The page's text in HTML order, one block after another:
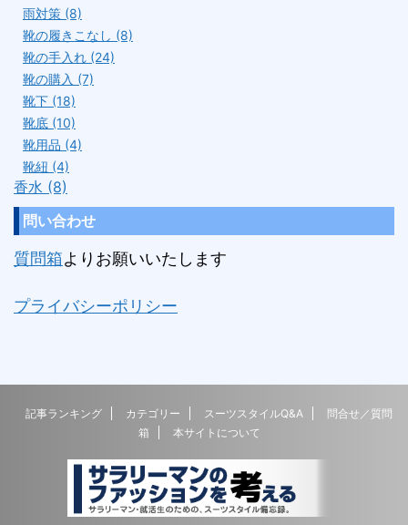
雨対策 (8)
靴の履きこなし (8)
靴の手入れ (24)
靴の購入 (7)
靴下 (18)
靴底 (10)
靴用品 (4)
靴紐 (4)
香水 (8)
問い合わせ
質問箱よりお願いいたします
プライバシーポリシー
記事ランキング カテゴリー スーツスタイルQ&A
問合せ／質問
箱
本サイトについて